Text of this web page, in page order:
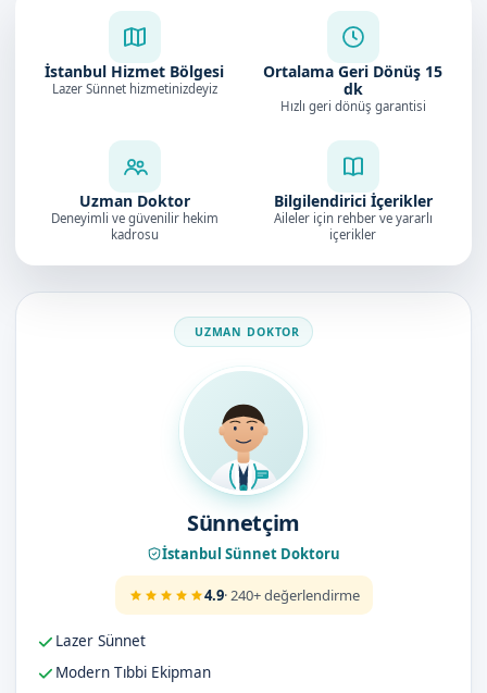
İstanbul Hizmet Bölgesi
Lazer Sünnet hizmetinizdeyiz
Ortalama Geri Dönüş 15
dk
Hızlı geri dönüş garantisi
Uzman Doktor
Deneyimli ve güvenilir hekim
kadrosu
Bilgilendirici İçerikler
Aileler için rehber ve yararlı
içerikler
Doktorumuz
Sünnetçim
İstanbul Sünnet Doktoru
4.9· 240+ değerlendirme
Lazer Sünnet
Modern Tıbbi Ekipman